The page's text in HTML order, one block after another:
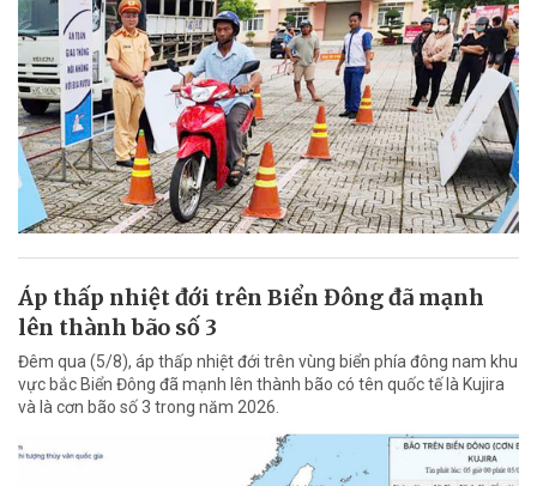
Áp thấp nhiệt đới trên Biển Đông đã mạnh
lên thành bão số 3
Đêm qua (5/8), áp thấp nhiệt đới trên vùng biển phía đông nam khu
vực bắc Biển Đông đã mạnh lên thành bão có tên quốc tế là Kujira
và là cơn bão số 3 trong năm 2026.